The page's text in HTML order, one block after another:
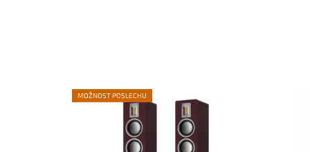
MOŽNOST POSLECHU